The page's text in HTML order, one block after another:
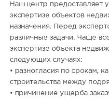
Наш центр предоставляет
экспертизе объектов
назначения. Перед
различные задачи. Чаще
экспертизе объекта
следующих случаях:
• разногласия по срокам,
строительства между
• причинение ущерба